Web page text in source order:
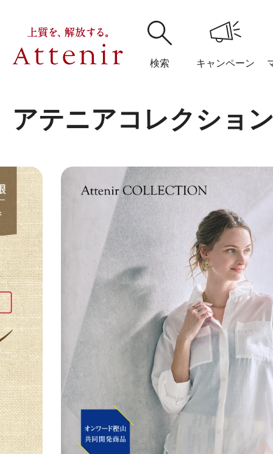
検索 キャンペーン
購入履歴 閲覧履
アテニア
ブランドサイ
アテニアの「
お友達紹介サ
アテニアコレクショ